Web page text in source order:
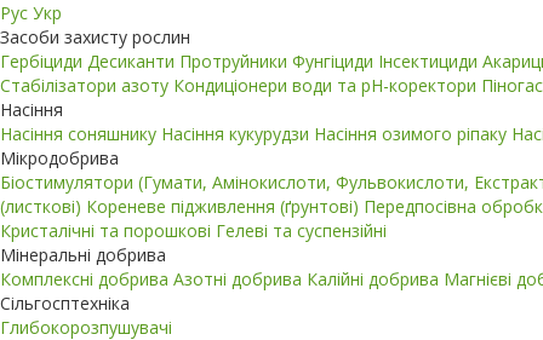
Рус Укр
Засоби захисту рослин
Гербіциди Десиканти Протруйники Фунгіциди Інсектициди
Стабілізатори азоту Кондиціонери води та pH-коректори
Насіння
Насіння соняшнику Насіння кукурудзи Насіння озимого ріпаку
Мікродобрива
Біостимулятори (Гумати, Амінокислоти, Фульвокислоти,
(листкові) Кореневе підживлення (ґрунтові) Передпосівна
Кристалічні та порошкові Гелеві та суспензійні
Мінеральні добрива
Комплексні добрива Азотні добрива Калійні добрива Магнієві
Сільгосптехніка
Глибокорозпушувачі